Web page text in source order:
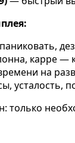
карре —
на
усталость,
только